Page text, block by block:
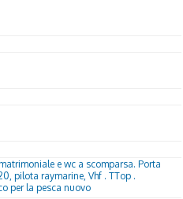
e wc a scomparsa. Porta
pilota raymarine, Vhf . TTop .
per la pesca nuovo